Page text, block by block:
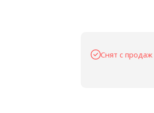
Снят с продаж